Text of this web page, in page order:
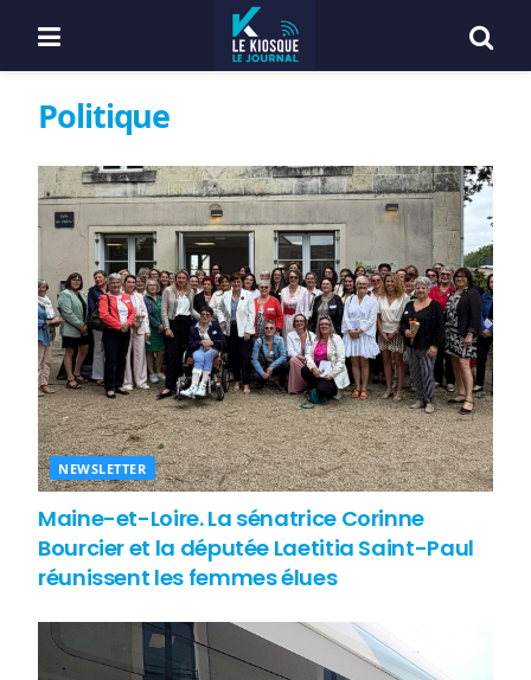
Politique
NEWSLETTER
Maine-et-Loire. La sénatrice Corinne
Bourcier et la députée Laetitia Saint-Paul
réunissent les femmes élues